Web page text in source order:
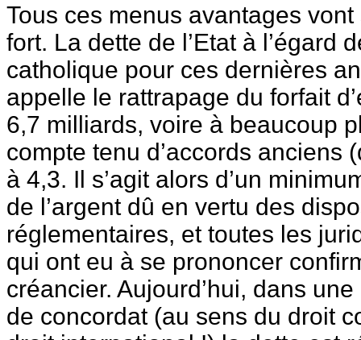
Tous ces menus avantages
fort. La dette de l’Etat à l’égard
catholique pour ces dernières
appelle le rattrapage du forfait
6,7 milliards, voire à beaucoup
compte tenu d’accords anciens
à 4,3. Il s’agit alors d’un
de l’argent dû en vertu des
réglementaires, et toutes les
qui ont eu à se prononcer
créancier. Aujourd’hui, dans
de concordat (au sens du droit